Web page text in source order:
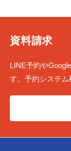
資料請求
LINE予約や
す。予約システム